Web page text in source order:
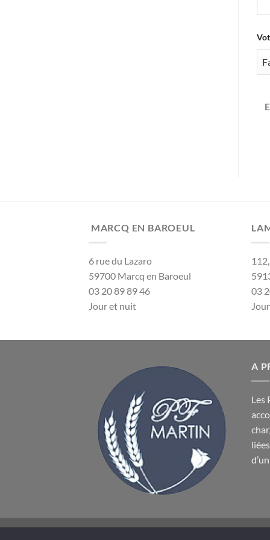
MARCQ EN BAROEUL
6 rue du Lazaro
59700 Marcq en Baroeul
03 20 89 89 46
Jour et nuit
03
A
Les